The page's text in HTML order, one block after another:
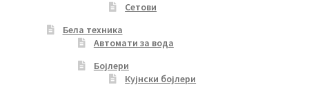
Сетови
Бела техника
Автомати за вода
Бојлери
Кујнски бојлери